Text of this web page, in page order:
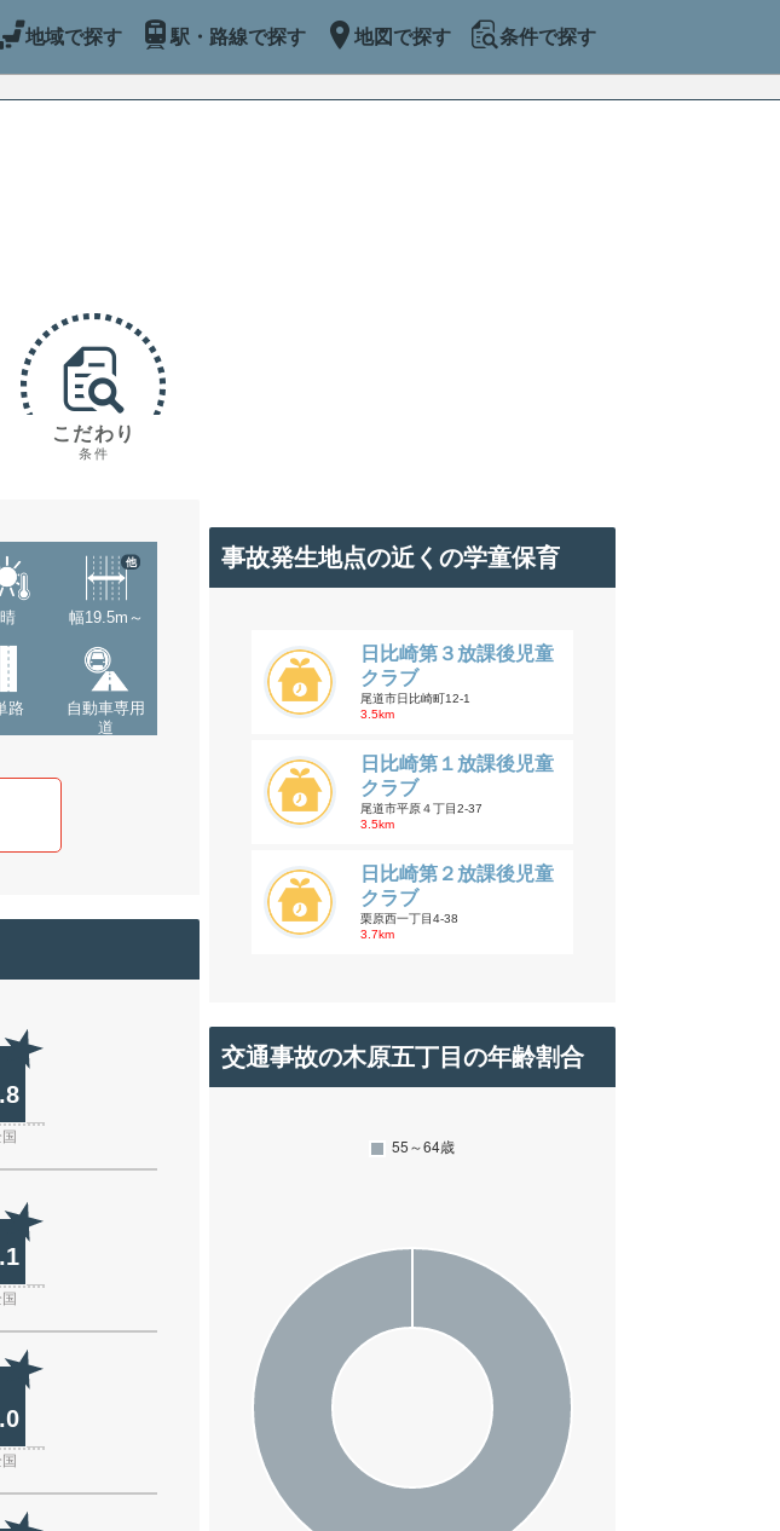
地域で探す 駅・路線で探す 地図で探す 条件で探す
こだわり
条件
晴 幅19.5m～
他
路
自動車専用
道
事故発生地点の近くの学童保育
日比崎第３放課後児童
クラブ
尾道市日比崎町12-1
3.5km
日比崎第１放課後児童
クラブ
尾道市平原４丁目2-37
3.5km
日比崎第２放課後児童
クラブ
栗原西一丁目4-38
3.7km
交通事故の木原五丁目の年齢割合